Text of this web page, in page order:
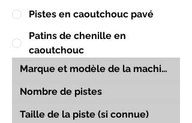
Pistes en caoutchouc pavé
Patins de chenille en
caoutchouc